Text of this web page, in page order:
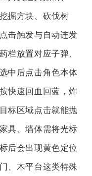
掘方块、砍伐树
击触发与自动连发
栏放置对应子弹、
中后点击角色本体
快速回血回蓝，炸
标区域点击就能抛
具、墙体需将光标
后会出现黄色定位
、木平台这类特殊